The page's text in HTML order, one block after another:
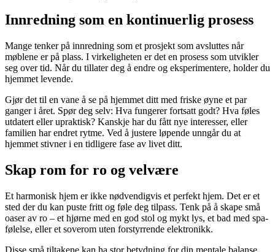
Innredning som en kontinuerlig prosess
Mange tenker på innredning som et prosjekt som avsluttes når
møblene er på plass. I virkeligheten er det en prosess som utvikler
seg over tid. Når du tillater deg å endre og eksperimentere, holder du
hjemmet levende.
Gjør det til en vane å se på hjemmet ditt med friske øyne et par
ganger i året. Spør deg selv: Hva fungerer fortsatt godt? Hva føles
utdatert eller upraktisk? Kanskje har du fått nye interesser, eller
familien har endret rytme. Ved å justere løpende unngår du at
hjemmet stivner i en tidligere fase av livet ditt.
Skap rom for ro og velvære
Et harmonisk hjem er ikke nødvendigvis et perfekt hjem. Det er et
sted der du kan puste fritt og føle deg tilpass. Tenk på å skape små
oaser av ro – et hjørne med en god stol og mykt lys, et bad med spa-
følelse, eller et soverom uten forstyrrende elektronikk.